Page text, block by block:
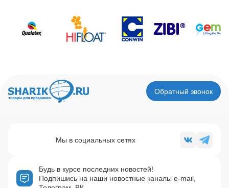
Обратный звонок
Будь в курсе последних новостей!
Подпишись на наши новостные каналы e-mail,
Мы в социальных сетях